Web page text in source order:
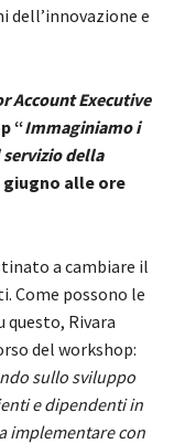
dell’innovazione e
Account Executive
“Immaginiamo i
della
giugno alle ore
a cambiare il
Come possono le
questo, Rivara
del workshop:
sullo sviluppo
e dipendenti in
implementare con